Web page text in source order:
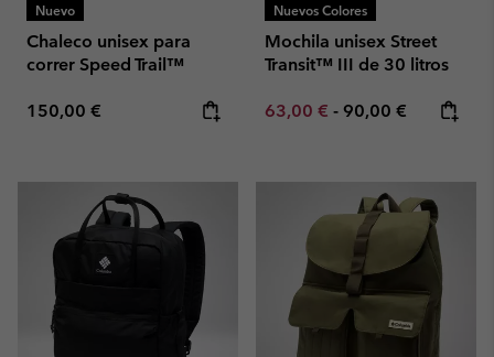
Nuevo
Chaleco unisex para
correr Speed Trail™
Regular price:
150,00 €
Nuevos Colores
Mochila unisex Street
Transit™ III de 30 litros
Minimum sale price:
63,00 € - Maximum price:
90,00 €